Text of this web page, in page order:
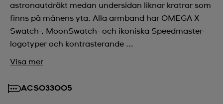
astronautdräkt medan undersidan liknar kratrar som
finns på månens yta. Alla armband har OMEGA X
Swatch-, MoonSwatch- och ikoniska Speedmaster-
logotyper och kontrasterande ...
Visa mer
ACSO33005